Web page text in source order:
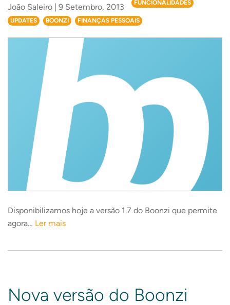
João Saleiro | 9 Setembro, 2013 FUNCIONALIDADES
UPDATES BOONZI FINANÇAS PESSOAIS
Disponibilizamos hoje a versão 1.7 do Boonzi que permite
agora… Ler mais
Nova versão do Boonzi